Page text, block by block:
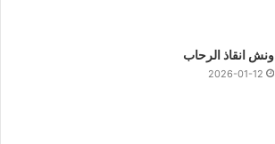
ونش انقاذ الرحاب
2026-01-12